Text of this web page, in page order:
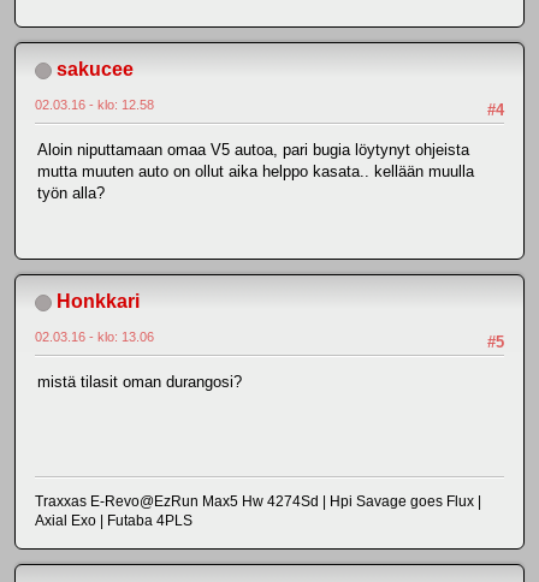
sakucee
#4
02.03.16 - klo: 12.58
Aloin niputtamaan omaa V5 autoa, pari bugia löytynyt ohjeista
mutta muuten auto on ollut aika helppo kasata.. kellään muulla
työn alla?
Honkkari
#5
02.03.16 - klo: 13.06
mistä tilasit oman durangosi?
Traxxas E-Revo@EzRun Max5 Hw 4274Sd | Hpi Savage goes Flux |
Axial Exo | Futaba 4PLS